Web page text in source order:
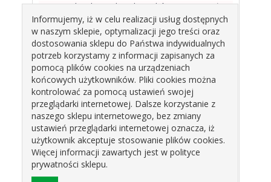
Zestaw plastikowych wykrojników - Litery małe
Przeznaczone do wykrajania dekoracji z lukru lub
ciasta w kształcie liter.
W zestawie:
wykrojniki, stemple z wyrzutkom 26szt.
Wymiar:
średnica stempla ok. 3 cm
wielkość literki ok. 2,5 - 2 cm
Materiał: plastik, tworzywo
Ilość w zestawie 26szt.
Cena za zestaw
Uwaga: wykrojniki bez polskich znaków.
Produkty pokrewne
Informujemy, iż w celu realizacji usług dostępnych
w naszym sklepie, optymalizacji jego treści oraz
dostosowania sklepu do Państwa indywidualnych
potrzeb korzystamy z informacji zapisanych za
pomocą plików cookies na urządzeniach
końcowych użytkowników. Pliki cookies można
kontrolować za pomocą ustawień swojej
przeglądarki internetowej. Dalsze korzystanie z
naszego sklepu internetowego, bez zmiany
ustawień przeglądarki internetowej oznacza, iż
użytkownik akceptuje stosowanie plików cookies.
Więcej informacji zawartych jest w polityce
prywatności sklepu.